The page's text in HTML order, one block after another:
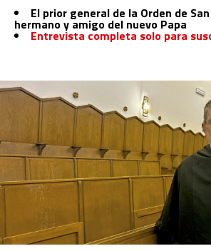
El prior general de la Orden de
hermano y amigo del nuevo Papa
Entrevista completa solo para